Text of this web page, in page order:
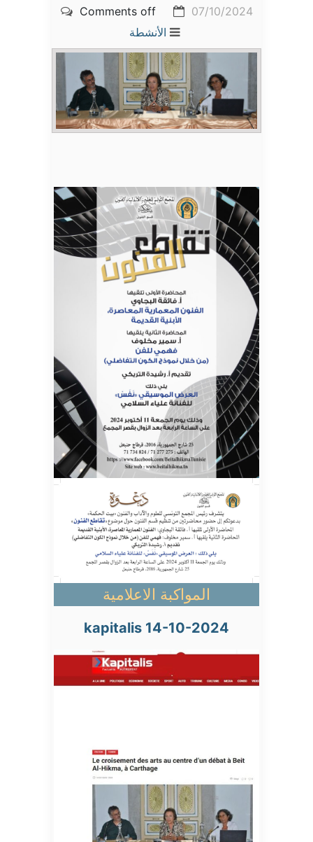
07/10/2024
Comments off
الأنشطة
المواكبة الاعلامية
kapitalis 14-10-2024